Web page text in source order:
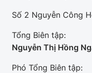
Số 2 Nguyễn Công
Tổng Biên tập:
Nguyễn Thị Hồng
Phó Tổng Biên tập: